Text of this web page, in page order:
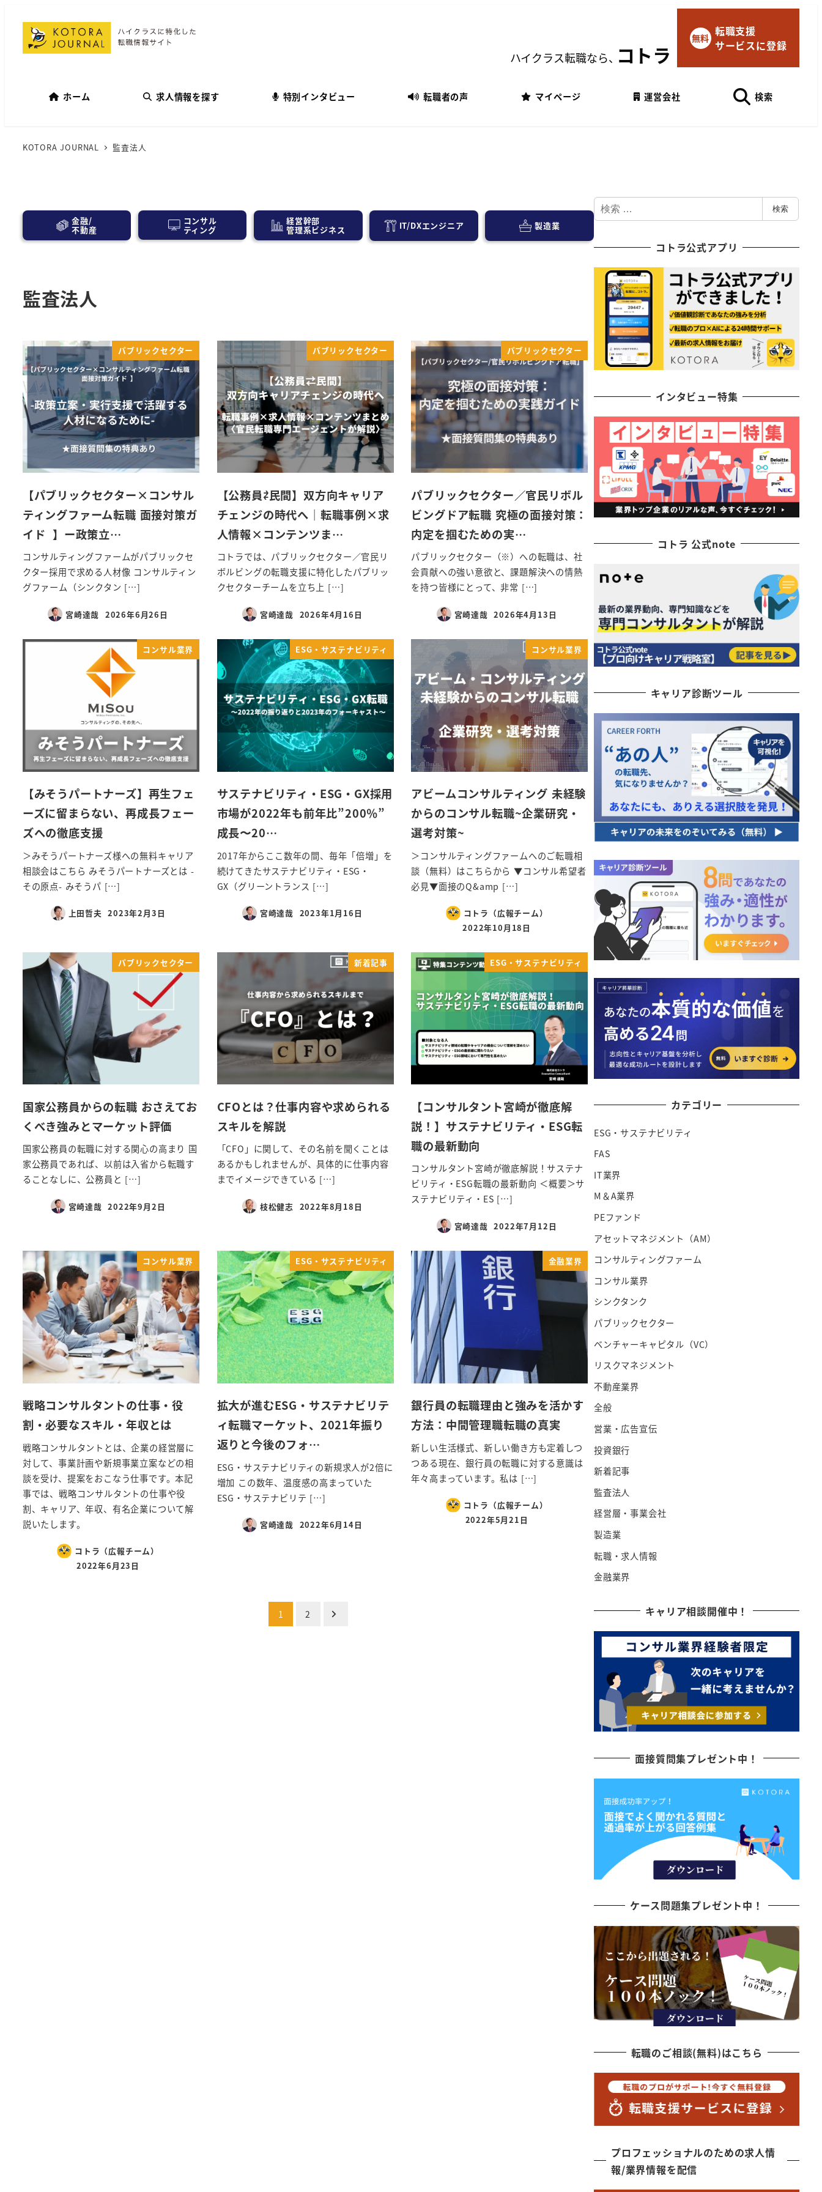
マイページにログイン
ハイクラス転職なら、コトラ
無料 転職支援
サービスに登録
ホーム 求人情報を探す 特別インタビュー 転職者の声 マイページ 運営会社 検索
KOTORA JOURNAL 監査法人
金融/
不動産
コンサル
ティング
経営幹部
管理系ビジネス IT/DXエンジニア 製造業
監査法人
パブリックセクター
【パブリックセクター×コンサル
ティングファーム転職 面接対策ガ
イド 】ー政策立…
コンサルティングファームがパブリックセ
クター採用で求める人材像 コンサルティン
グファーム（シンクタン […]
宮崎達哉 2026年6月26日
パブリックセクター
【公務員⇄民間】双方向キャリア
チェンジの時代へ｜転職事例×求
人情報×コンテンツま…
コトラでは、パブリックセクター／官民リ
ボルビングの転職支援に特化したパブリッ
クセクターチームを立ち上 […]
宮崎達哉 2026年4月16日
パブリックセクター
パブリックセクター／官民リボル
ビングドア転職 究極の面接対策：
内定を掴むための実…
パブリックセクター（※）への転職は、社
会貢献への強い意欲と、課題解決への情熱
を持つ皆様にとって、非常 […]
宮崎達哉 2026年4月13日
コンサル業界
【みそうパートナーズ】再生フェ
ーズに留まらない、再成長フェー
ズへの徹底支援
＞みそうパートナーズ様への無料キャリア
相談会はこちら みそうパートナーズとは -
その原点- みそうパ […]
上田哲夫 2023年2月3日
ESG・サステナビリティ
サステナビリティ・ESG・GX採用
市場が2022年も前年比”200％”
成長〜20…
2017年からここ数年の間、毎年「倍増」を
続けてきたサステナビリティ・ESG・
GX（グリーントランス […]
宮崎達哉 2023年1月16日
コンサル業界
アビームコンサルティング 未経験
からのコンサル転職~企業研究・
選考対策~
＞コンサルティングファームへのご転職相
談（無料）はこちらから ▼コンサル希望者
必見▼面接のQ&amp […]
コトラ（広報チーム）
2022年10月18日
パブリックセクター
国家公務員からの転職 おさえてお
くべき強みとマーケット評価
国家公務員の転職に対する関心の高まり 国
家公務員であれば、以前は入省から転職す
ることなしに、公務員と […]
宮崎達哉 2022年9月2日
新着記事
CFOとは？仕事内容や求められる
スキルを解説
「CFO」に関して、その名前を聞くことは
あるかもしれませんが、具体的に仕事内容
までイメージできている […]
枝松健志 2022年8月18日
ESG・サステナビリティ
【コンサルタント宮崎が徹底解
説！】サステナビリティ・ESG転
職の最新動向
コンサルタント宮崎が徹底解説！サステナ
ビリティ・ESG転職の最新動向 ＜概要＞サ
ステナビリティ・ES […]
宮崎達哉 2022年7月12日
コンサル業界
戦略コンサルタントの仕事・役
割・必要なスキル・年収とは
戦略コンサルタントとは、企業の経営層に
対して、事業計画や新規事業立案などの相
談を受け、提案をおこなう仕事です。本記
事では、戦略コンサルタントの仕事や役
割、キャリア、年収、有名企業について解
説いたします。
コトラ（広報チーム）
2022年6月23日
ESG・サステナビリティ
拡大が進むESG・サステナビリテ
ィ転職マーケット、2021年振り
返りと今後のフォ…
ESG・サステナビリティの新規求人が2倍に
増加 この数年、温度感の高まっていた
ESG・サステナビリテ […]
宮崎達哉 2022年6月14日
金融業界
銀行員の転職理由と強みを活かす
方法：中間管理職転職の真実
新しい生活様式、新しい働き方も定着しつ
つある現在、銀行員の転職に対する意識は
年々高まっています。私は […]
コトラ（広報チーム）
2022年5月21日
1 2
検
索
検索
コトラ公式アプリ
インタビュー特集
コトラ 公式note
キャリア診断ツール
カテゴリー
ESG・サステナビリティ
FAS
IT業界
M＆A業界
PEファンド
アセットマネジメント（AM）
コンサルティングファーム
コンサル業界
シンクタンク
パブリックセクター
ベンチャーキャピタル（VC）
リスクマネジメント
不動産業界
全般
営業・広告宣伝
投資銀行
新着記事
監査法人
経営層・事業会社
製造業
転職・求人情報
金融業界
キャリア相談開催中！
面接質問集プレゼント中！
ケース問題集プレゼント中！
転職のご相談(無料)はこちら
プロフェッショナルのための求人情
報/業界情報を配信